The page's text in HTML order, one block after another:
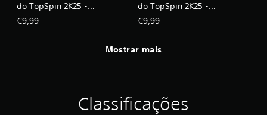
do TopSpin 2K25 -
Temporada 2
€9,99
do TopSpin 2K25 -
Temporada 3
€9,99
Mostrar mais
Classificações